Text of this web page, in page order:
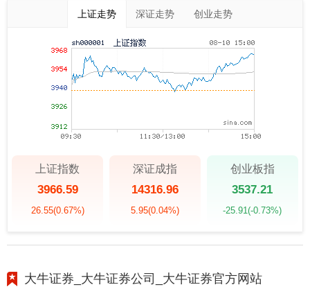
上证走势 深证走势 创业走势
上证指数
3966.59
26.55(0.67%)
深证成指
14316.96
5.95(0.04%)
创业板指
3537.21
-25.91(-0.73%)
大牛证券_大牛证券公司_大牛证券官方网站